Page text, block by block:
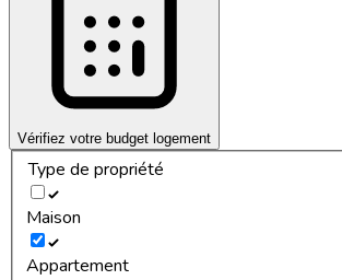
Vérifiez votre budget logement
Type de propriété
Maison
Appartement